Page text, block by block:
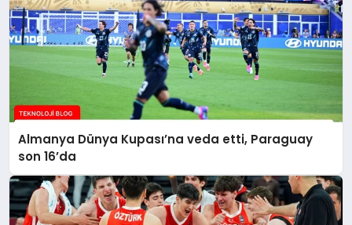
Almanya Dünya Kupası’na veda etti, Paraguay
son 16’da